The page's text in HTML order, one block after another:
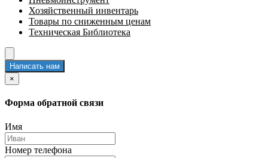
Хозяйственный инвентарь
Товары по сниженным ценам
Техническая Библиотека
Написать нам
×
Форма обратной связи
Имя
Номер телефона